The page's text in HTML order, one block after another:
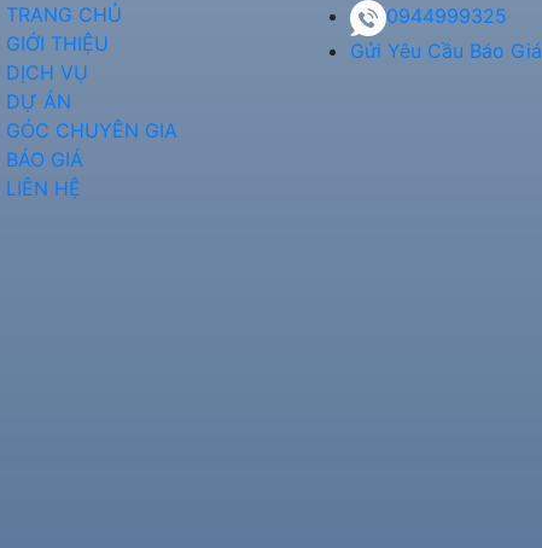
TRANG CHỦ
GIỚI THIỆU
DỊCH VỤ
DỰ ÁN
GÓC CHUYÊN GIA
BÁO GIÁ
LIÊN HỆ
0944999325
Gửi Yêu Cầu Báo Giá